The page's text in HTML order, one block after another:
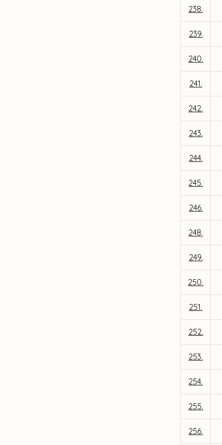
238.
239.
240.
241.
242.
243.
244.
245.
246.
248.
249.
250.
251.
252.
253.
254.
255.
256.